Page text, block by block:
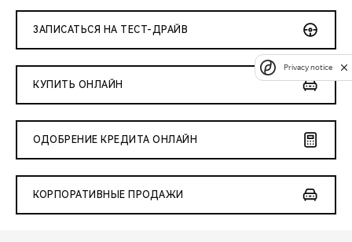
ЗАПИСАТЬСЯ НА ТЕСТ-ДРАЙВ
КУПИТЬ ОНЛАЙН
ОДОБРЕНИЕ КРЕДИТА ОНЛАЙН
КОРПОРАТИВНЫЕ ПРОДАЖИ
Privacy notice